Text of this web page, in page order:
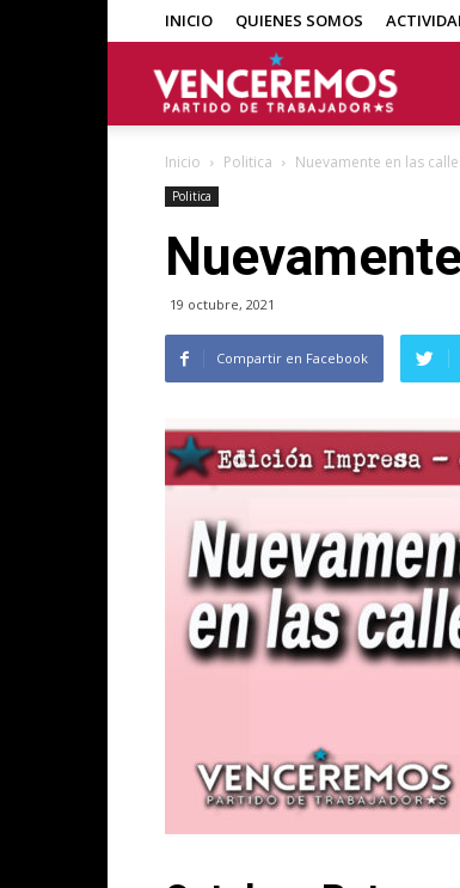
INICIO QUIENES SOMOS
Inicio Politica Nuevamente en las
Politica
19 octubre, 2021
Compartir en Facebook